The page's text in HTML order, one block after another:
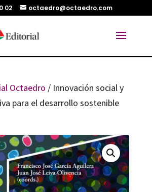
02 octaedro@octaedro.com
Octaedro / Innovación social y
para el desarrollo sostenible